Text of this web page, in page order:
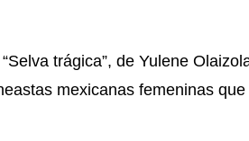
trágica”, de Yulene
mexicanas femeninas